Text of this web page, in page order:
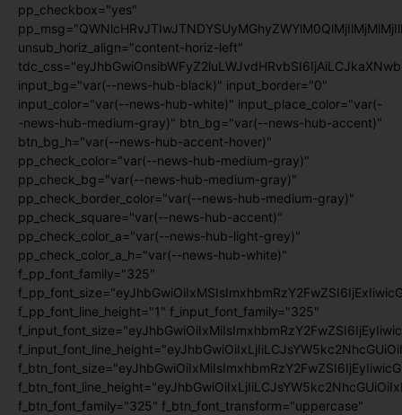
pp_checkbox="yes"
unsub_horiz_align="content-horiz-left"
input_bg="var(--news-hub-black)" input_border="0"
input_color="var(--news-hub-white)" input_place_color="var(-
-news-hub-medium-gray)" btn_bg="var(--news-hub-accent)"
btn_bg_h="var(--news-hub-accent-hover)"
pp_check_color="var(--news-hub-medium-gray)"
pp_check_bg="var(--news-hub-medium-gray)"
pp_check_border_color="var(--news-hub-medium-gray)"
pp_check_square="var(--news-hub-accent)"
pp_check_color_a="var(--news-hub-light-grey)"
pp_check_color_a_h="var(--news-hub-white)"
f_pp_font_family="325"
f_pp_font_line_height="1" f_input_font_family="325"
f_btn_font_family="325" f_btn_font_transform="uppercase"